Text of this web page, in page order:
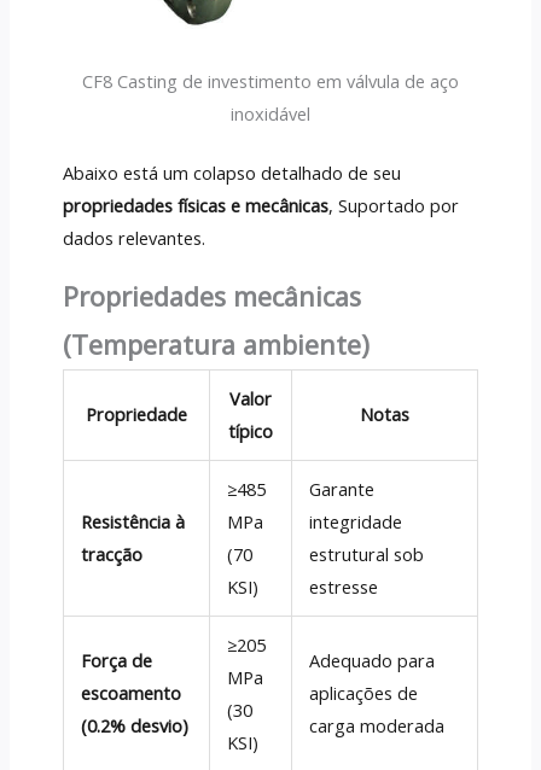
CF8 Casting de investimento em válvula de aço
inoxidável
Abaixo está um colapso detalhado de seu
propriedades físicas e mecânicas, Suportado por
dados relevantes.
Propriedades mecânicas
(Temperatura ambiente)
Propriedade
Valor
típico
Notas
Resistência à
tracção
≥485
MPa
(70
KSI)
Garante
integridade
estrutural sob
estresse
Força de
escoamento
(0.2% desvio)
≥205
MPa
(30
KSI)
Adequado para
aplicações de
carga moderada